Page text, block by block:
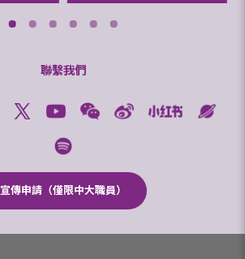
聯繫我們
宣傳申請（僅限中大職員）